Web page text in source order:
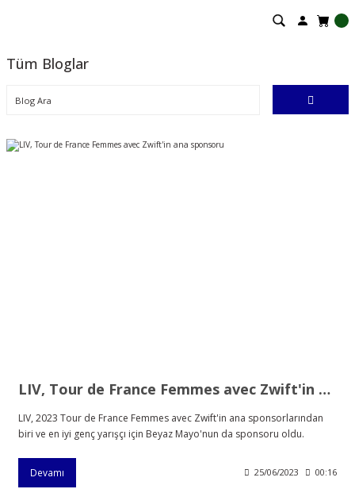
Tüm Bloglar
LIV, Tour de France Femmes avec Zwift'in ana sponsoru
LIV, 2023 Tour de France Femmes avec Zwift'in ana sponsorlarından
biri ve en iyi genç yarışçı için Beyaz Mayo'nun da sponsoru oldu.
Devamı 25/06/2023 00:16